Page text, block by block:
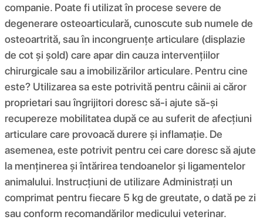
companie. Poate fi utilizat în procese severe de
degenerare osteoarticulară, cunoscute sub numele de
osteoartrită, sau în incongruențe articulare (displazie
de cot și șold) care apar din cauza intervențiilor
chirurgicale sau a imobilizărilor articulare. Pentru cine
este? Utilizarea sa este potrivită pentru câinii ai căror
proprietari sau îngrijitori doresc să-i ajute să-și
recupereze mobilitatea după ce au suferit de afecțiuni
articulare care provoacă durere și inflamație. De
asemenea, este potrivit pentru cei care doresc să ajute
la menținerea și întărirea tendoanelor și ligamentelor
animalului. Instrucțiuni de utilizare Administrați un
comprimat pentru fiecare 5 kg de greutate, o dată pe zi
sau conform recomandărilor medicului veterinar.